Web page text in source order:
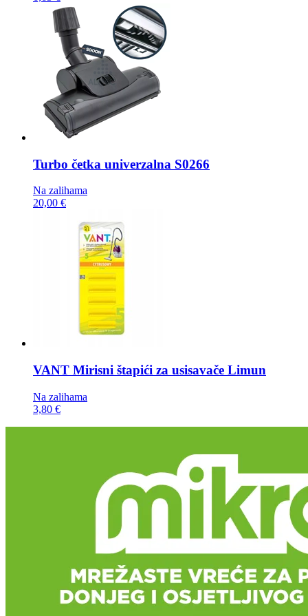
Turbo četka univerzalna S0266
Na zalihama
20,00 €
VANT Mirisni štapići za usisavače Limun
Na zalihama
3,80 €